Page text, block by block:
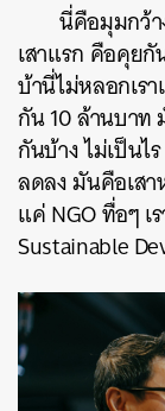
นี่คือมุมกว้า
เสาแรก คือคุยกั
บ้านี่ไม่หลอกเร
กัน 10 ล้านบาท
กันบ้าง ไม่เป็นไ
ลดลง มันคือเสา
แค่ NGO ทื่อๆ เ
Sustainable